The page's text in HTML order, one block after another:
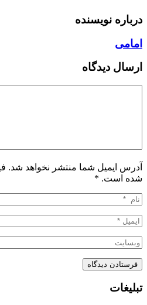
درباره نویسنده
امامی
ارسال دیدگاه
آدرس ایمیل شما منتشر نخواهد
شده است. *
تبلیغات